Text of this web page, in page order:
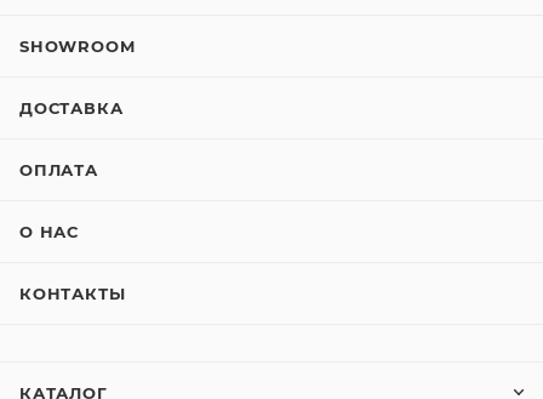
SHOWROOM
ДОСТАВКА
ОПЛАТА
О НАС
КОНТАКТЫ
КАТАЛОГ